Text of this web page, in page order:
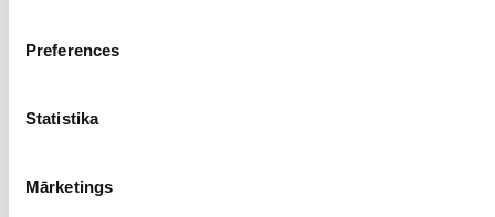
Preferences
Statistika
Mārketings